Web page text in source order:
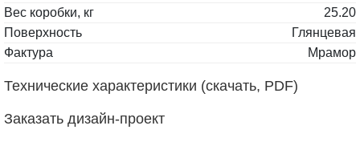
Вес коробки, кг
25.20
Поверхность
Глянцевая
Фактура
Мрамор
Технические характеристики (скачать, PDF)
Заказать дизайн-проект